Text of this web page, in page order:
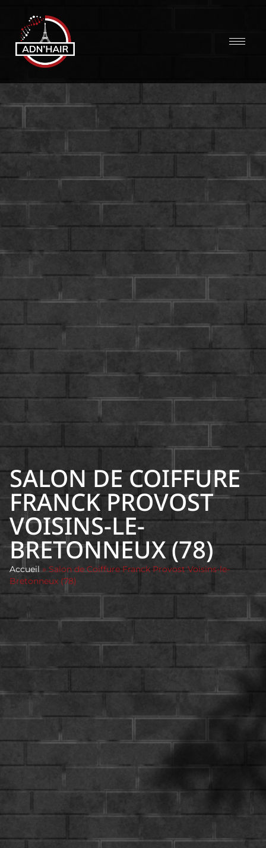
SALON DE COIFFURE
FRANCK PROVOST
VOISINS-LE-
BRETONNEUX (78)
Accueil» Salon de Coiffure Franck Provost Voisins-le-
Bretonneux (78)